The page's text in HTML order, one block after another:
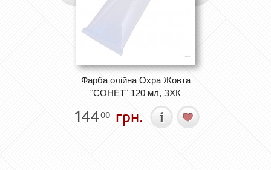
Фарба олійна Охра Жовта
"СОНЕТ" 120 мл, ЗХК
14400 грн.